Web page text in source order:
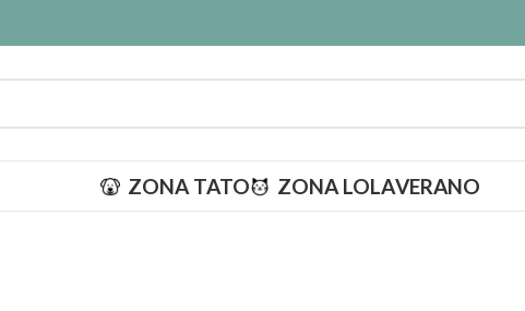
ZONA TATO ZONA LOLAVERANO